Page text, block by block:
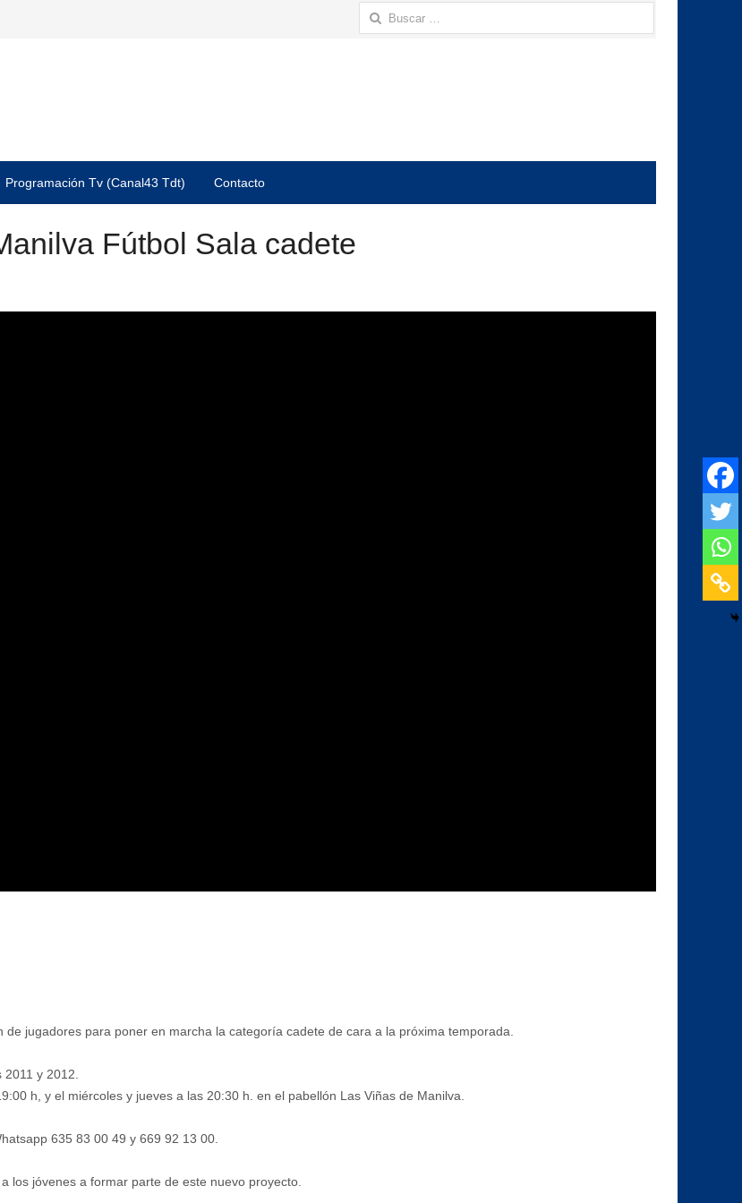
Buscar:
Programación Tv (Canal43 Tdt) Contacto
Fútbol Sala cadete
jugadores para poner en marcha la categoría cadete de cara a la próxima temporada.
y 2012.
h, y el miércoles y jueves a las 20:30 h. en el pabellón Las Viñas de Manilva.
635 83 00 49 y 669 92 13 00.
los jóvenes a formar parte de este nuevo proyecto.